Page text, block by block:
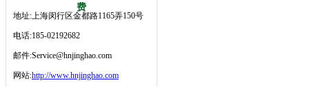
费
地址:上海闵行区金都路1165弄150号
电话:185-02192682
邮件:Service@hnjinghao.com
网站:http://www.hnjinghao.com